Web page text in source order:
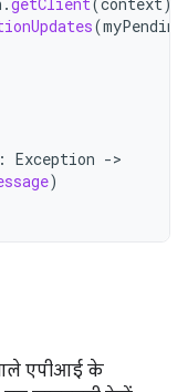
(
: Exception ->
)
एपीआई के